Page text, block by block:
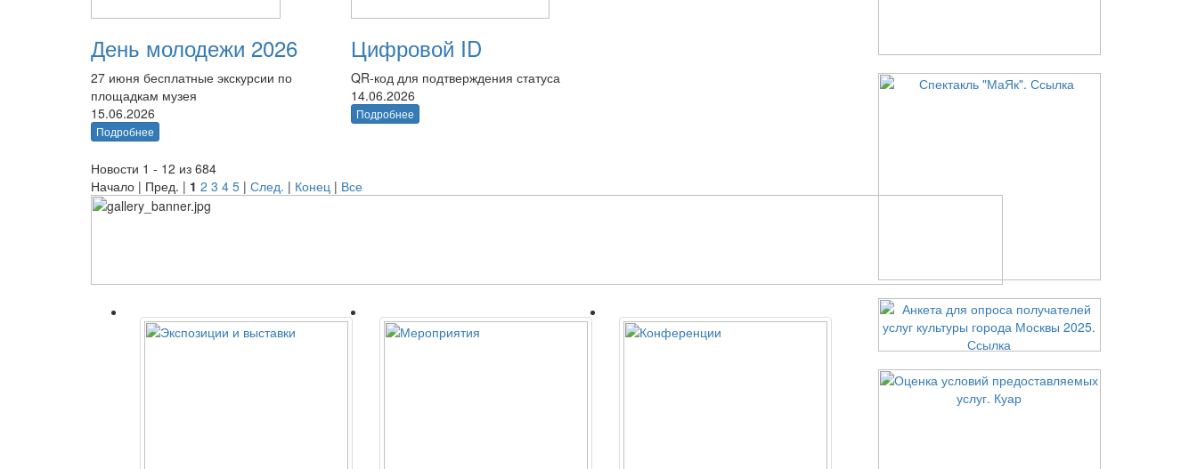
День молодежи 2026
27 июня бесплатные экскурсии по
площадкам музея
15.06.2026
Подробнее
Цифровой ID
QR-код для подтверждения статуса
14.06.2026
Подробнее
Новости 1 - 12 из 684
Начало | Пред. | 1 2 3 4 5 | След. | Конец | Все